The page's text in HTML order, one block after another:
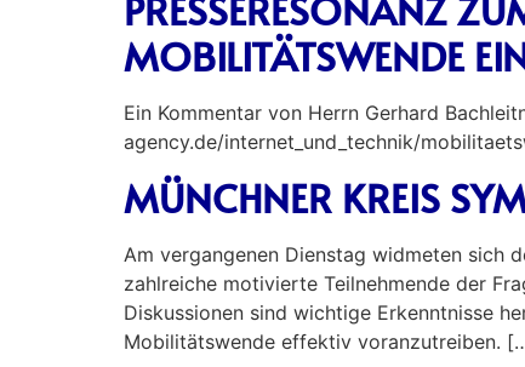
MOBILITÄTSWENDE
Ein Kommentar von Herrn Gerhard
agency.de/internet_und_technik/
MÜNCHNER KREIS
Am vergangenen Dienstag widmeten sich
zahlreiche motivierte Teilnehmende der
Diskussionen sind wichtige Erkenntnisse
Mobilitätswende effektiv voranzutreiben.